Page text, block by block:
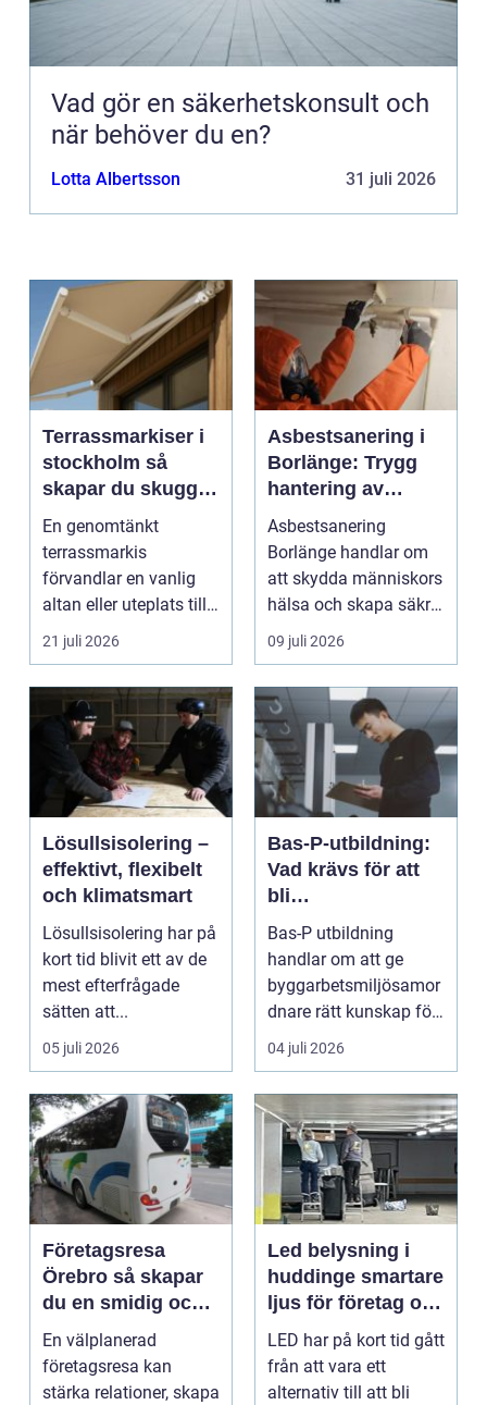
Vad gör en säkerhetskonsult och
när behöver du en?
Lotta Albertsson 31 juli 2026
Terrassmarkiser i
stockholm så
skapar du skugga,
stil och komfort på
uteplatsen
En genomtänkt
terrassmarkis
förvandlar en vanlig
altan eller uteplats till
ett extra rum under
somma...
21 juli 2026
Asbestsanering i
Borlänge: Trygg
hantering av
farliga fibrer
Asbestsanering
Borlänge handlar om
att skydda människors
hälsa och skapa säkra
m...
09 juli 2026
Lösullsisolering –
effektivt, flexibelt
och klimatsmart
Lösullsisolering har på
kort tid blivit ett av de
mest efterfrågade
sätten att...
05 juli 2026
Bas-P-utbildning:
Vad krävs för att
bli
byggarbetsmiljösa
mordnare?
Bas-P utbildning
handlar om att ge
byggarbetsmiljösamor
dnare rätt kunskap för
att pla...
04 juli 2026
Företagsresa
Örebro så skapar
du en smidig och
minnesvärd resa
för hela teamet
En välplanerad
företagsresa kan
stärka relationer, skapa
Led belysning i
huddinge smartare
ljus för företag och
fastigheter
LED har på kort tid gått
från att vara ett
alternativ till att bli